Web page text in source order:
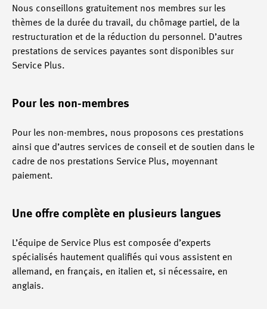
Nous conseillons gratuitement nos membres sur les
thèmes de la durée du travail, du chômage partiel, de la
restructuration et de la réduction du personnel. D’autres
prestations de services payantes sont disponibles sur
Service Plus.
Pour les non-membres
Pour les non-membres, nous proposons ces prestations
ainsi que d’autres services de conseil et de soutien dans le
cadre de nos prestations Service Plus, moyennant
paiement.
Une offre complète en plusieurs langues
L’équipe de Service Plus est composée d’experts
spécialisés hautement qualifiés qui vous assistent en
allemand, en français, en italien et, si nécessaire, en
anglais.